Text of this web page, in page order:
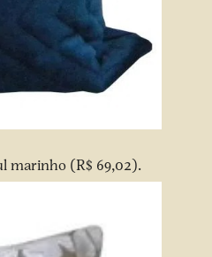
marinho (R$ 69,02).